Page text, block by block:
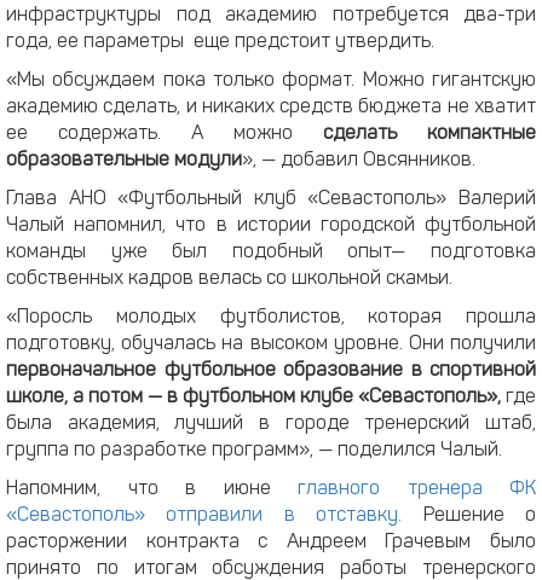
инфраструктуры под академию потребуется два-три
года, ее параметры еще предстоит утвердить.
«Мы обсуждаем пока только формат. Можно гигантскую
академию сделать, и никаких средств бюджета не хватит
ее содержать. А можно сделать компактные
образовательные модули», — добавил Овсянников.
Глава АНО «Футбольный клуб «Севастополь» Валерий
Чалый напомнил, что в истории городской футбольной
команды уже был подобный опыт— подготовка
собственных кадров велась со школьной скамьи.
«Поросль молодых футболистов, которая прошла
подготовку, обучалась на высоком уровне. Они получили
первоначальное футбольное образование в спортивной
школе, а потом — в футбольном клубе «Севастополь», где
была академия, лучший в городе тренерский штаб,
группа по разработке программ», — поделился Чалый.
Напомним, что в июне главного тренера ФК
«Севастополь» отправили в отставку.
Решение о
расторжении контракта с Андреем Грачевым было
принято по итогам обсуждения работы тренерского